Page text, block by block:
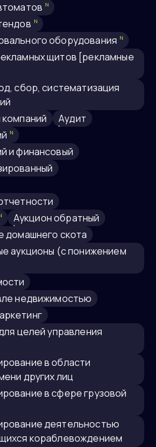
N
N
оборудования N
компаний
Аудит
N
и финансовый
аукцион обратный
домашнего скота
недвижимостью
других лиц
кораблевождением